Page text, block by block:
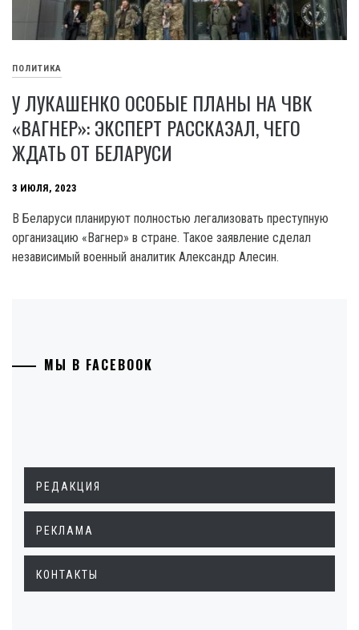
ПОЛИТИКА
У ЛУКАШЕНКО ОСОБЫЕ ПЛАНЫ НА ЧВК
«ВАГНЕР»: ЭКСПЕРТ РАССКАЗАЛ, ЧЕГО
ЖДАТЬ ОТ БЕЛАРУСИ
3 ИЮЛЯ, 2023
В Беларуси планируют полностью легализовать преступную
организацию «Вагнер» в стране. Такое заявление сделал
независимый военный аналитик Александр Алесин.
МЫ В FACEBOOK
РЕДАКЦИЯ
РЕКЛАМА
КОНТАКТЫ